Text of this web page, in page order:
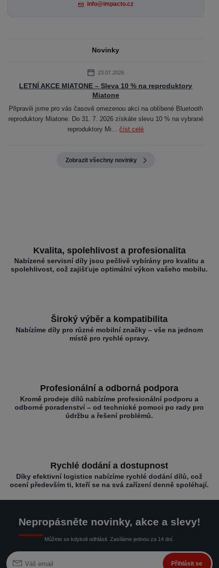
info@impacto.cz
Novinky
23.07.2026
LETNÍ AKCE MIATONE – Sleva 10 % na reproduktory
Miatone
Připravili jsme pro vás časově omezenou akci na oblíbené Bluetooth
reproduktory Miatone. Do 31. 7. 2026 získáte slevu 10 % na vybrané
reproduktory Mi...číst celé
Zobrazit všechny novinky
Kvalita, spolehlivost a profesionalita
Nabízené servisní díly jsou pečlivě vybírány pro kvalitu a
spolehlivost, což zajišťuje optimální výkon vašeho mobilu.
Široký výběr a kompatibilita
Nabízíme díly pro různé mobilní značky – vše na jednom
místě pro rychlé opravy.
Profesionální a odborná podpora
Kromě prodeje dílů nabízíme profesionální podporu a
odborné poradenství – od technické pomoci po rady pro
údržbu a řešení problémů.
Rychlé dodání a dostupnost
Díky efektivní logistice nabízíme rychlé dodání dílů, což
ocení především ti, kteří se na svá zařízení denně spoléhají.
Nepropásněte novinky, akce a slevy!
Můžete se kdykoli odhlásit. Zasíláme jednou za 14 dní.
Přihlásit se